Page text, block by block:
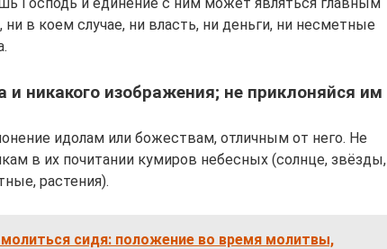
Господь и единение с ним может являться главным
в коем случае, ни власть, ни деньги, ни несметные
и никакого изображения; не приклоняйся им
идолам или божествам, отличным от него. Не
в их почитании кумиров небесных (солнце, звёзды,
растения).
сидя: положение во время молитвы,